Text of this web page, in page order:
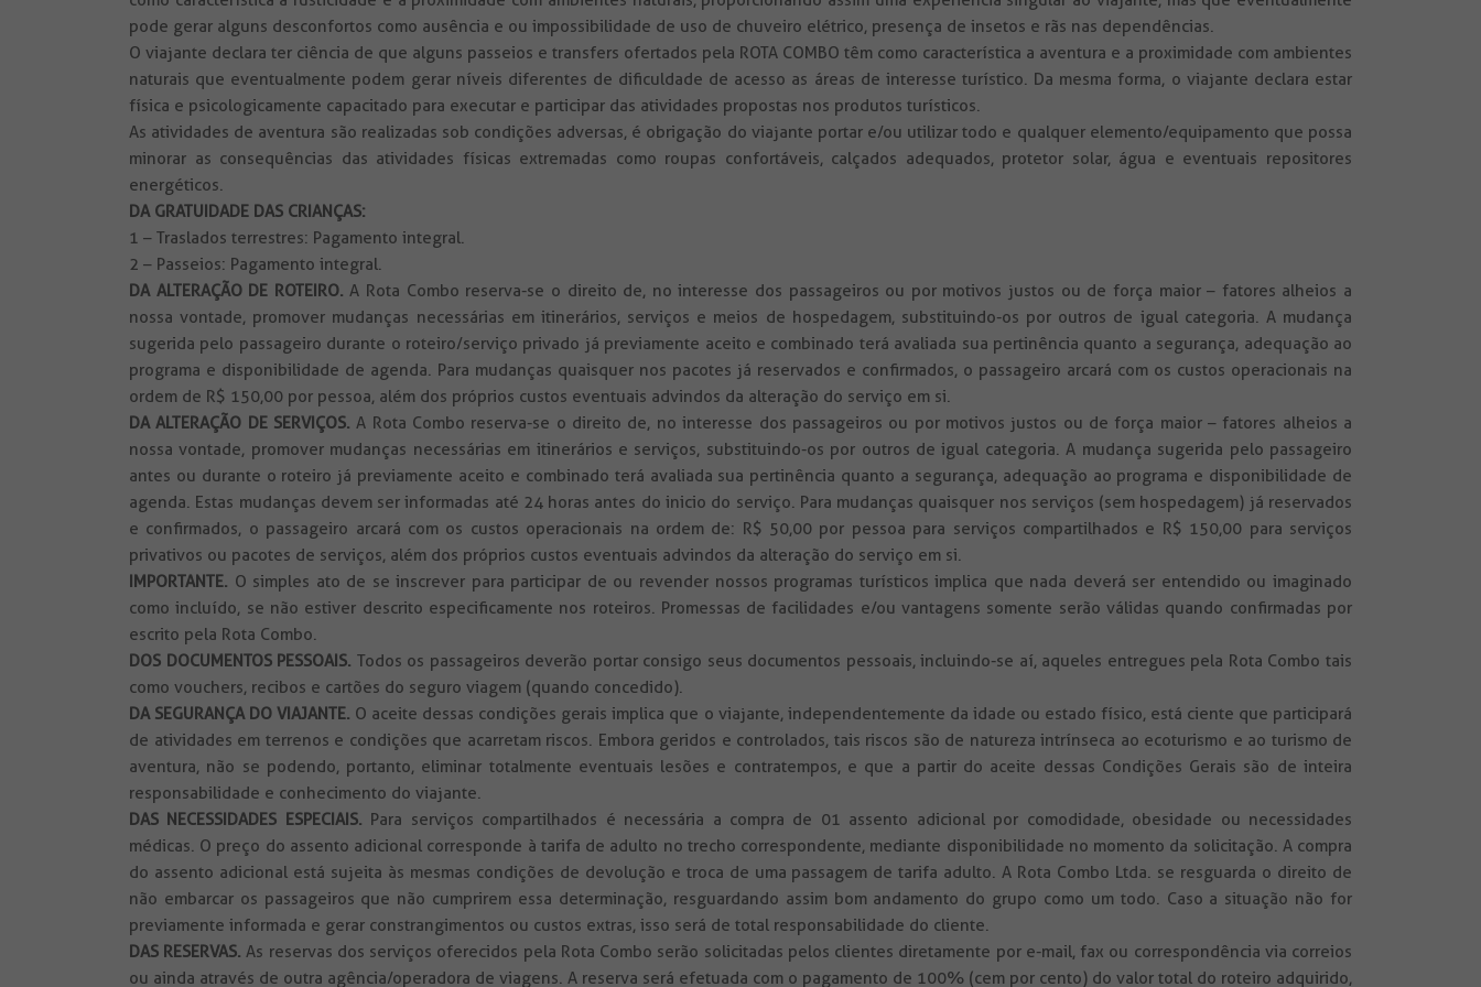
pode gerar alguns desconfortos como ausência e ou impossibilidade de uso de chuveiro elétrico, presença de insetos e rãs nas dependências.
O viajante declara ter ciência de que alguns passeios e transfers ofertados pela ROTA COMBO têm como característica a aventura e a proximidade com ambientes
naturais que eventualmente podem gerar níveis diferentes de dificuldade de acesso as áreas de interesse turístico. Da mesma forma, o viajante declara estar
física e psicologicamente capacitado para executar e participar das atividades propostas nos produtos turísticos.
As atividades de aventura são realizadas sob condições adversas, é obrigação do viajante portar e/ou utilizar todo e qualquer elemento/equipamento que possa
minorar as consequências das atividades físicas extremadas como roupas confortáveis, calçados adequados, protetor solar, água e eventuais repositores
energéticos.
DA GRATUIDADE DAS CRIANÇAS:
1 – Traslados terrestres: Pagamento integral.
2 – Passeios: Pagamento integral.
DA ALTERAÇÃO DE ROTEIRO. A Rota Combo reserva-se o direito de, no interesse dos passageiros ou por motivos justos ou de força maior – fatores alheios a
nossa vontade, promover mudanças necessárias em itinerários, serviços e meios de hospedagem, substituindo-os por outros de igual categoria. A mudança
sugerida pelo passageiro durante o roteiro/serviço privado já previamente aceito e combinado terá avaliada sua pertinência quanto a segurança, adequação ao
programa e disponibilidade de agenda. Para mudanças quaisquer nos pacotes já reservados e confirmados, o passageiro arcará com os custos operacionais na
ordem de R$ 150,00 por pessoa, além dos próprios custos eventuais advindos da alteração do serviço em si.
DA ALTERAÇÃO DE SERVIÇOS. A Rota Combo reserva-se o direito de, no interesse dos passageiros ou por motivos justos ou de força maior – fatores alheios a
nossa vontade, promover mudanças necessárias em itinerários e serviços, substituindo-os por outros de igual categoria. A mudança sugerida pelo passageiro
antes ou durante o roteiro já previamente aceito e combinado terá avaliada sua pertinência quanto a segurança, adequação ao programa e disponibilidade de
agenda. Estas mudanças devem ser informadas até 24 horas antes do inicio do serviço. Para mudanças quaisquer nos serviços (sem hospedagem) já reservados
e confirmados, o passageiro arcará com os custos operacionais na ordem de: R$ 50,00 por pessoa para serviços compartilhados e R$ 150,00 para serviços
privativos ou pacotes de serviços, além dos próprios custos eventuais advindos da alteração do serviço em si.
IMPORTANTE. O simples ato de se inscrever para participar de ou revender nossos programas turísticos implica que nada deverá ser entendido ou imaginado
como incluído, se não estiver descrito especificamente nos roteiros. Promessas de facilidades e/ou vantagens somente serão válidas quando confirmadas por
escrito pela Rota Combo.
DOS DOCUMENTOS PESSOAIS. Todos os passageiros deverão portar consigo seus documentos pessoais, incluindo-se aí, aqueles entregues pela Rota Combo tais
como vouchers, recibos e cartões do seguro viagem (quando concedido).
DA SEGURANÇA DO VIAJANTE. O aceite dessas condições gerais implica que o viajante, independentemente da idade ou estado físico, está ciente que participará
de atividades em terrenos e condições que acarretam riscos. Embora geridos e controlados, tais riscos são de natureza intrínseca ao ecoturismo e ao turismo de
aventura, não se podendo, portanto, eliminar totalmente eventuais lesões e contratempos, e que a partir do aceite dessas Condições Gerais são de inteira
responsabilidade e conhecimento do viajante.
DAS NECESSIDADES ESPECIAIS. Para serviços compartilhados é necessária a compra de 01 assento adicional por comodidade, obesidade ou necessidades
médicas. O preço do assento adicional corresponde à tarifa de adulto no trecho correspondente, mediante disponibilidade no momento da solicitação. A compra
do assento adicional está sujeita às mesmas condições de devolução e troca de uma passagem de tarifa adulto. A Rota Combo Ltda. se resguarda o direito de
não embarcar os passageiros que não cumprirem essa determinação, resguardando assim bom andamento do grupo como um todo. Caso a situação não for
previamente informada e gerar constrangimentos ou custos extras, isso será de total responsabilidade do cliente.
DAS RESERVAS. As reservas dos serviços oferecidos pela Rota Combo serão solicitadas pelos clientes diretamente por e-mail, fax ou correspondência via correios
ou ainda através de outra agência/operadora de viagens. A reserva será efetuada com o pagamento de 100% (cem por cento) do valor total do roteiro adquirido,